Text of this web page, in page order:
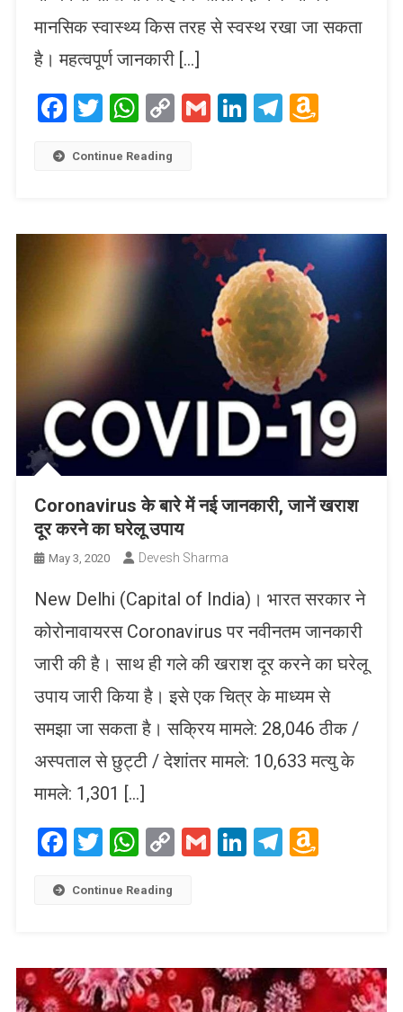
मानसिक स्वास्थ्य किस तरह से स्वस्थ रखा जा सकता
है। महत्वपूर्ण जानकारी […]
Facebook
Twitter
WhatsApp
CopyGmailLinkedIn
Telegram
Continue Reading
Coronavirus के बारे में नई जानकारी, जानें खराश
दूर करने का घरेलू उपाय
May 3, 2020 Devesh Sharma
New Delhi (Capital of India)। भारत सरकार ने
कोरोनावायरस Coronavirus पर नवीनतम जानकारी
जारी की है। साथ ही गले की खराश दूर करने का घरेलू
उपाय जारी किया है। इसे एक चित्र के माध्यम से
समझा जा सकता है। सक्रिय मामले: 28,046 ठीक /
अस्पताल से छुट्टी / देशांतर मामले: 10,633 मत्यु के
मामले: 1,301 […]
Facebook
Twitter
WhatsApp
CopyGmailLinkedIn
Telegram
Continue Reading